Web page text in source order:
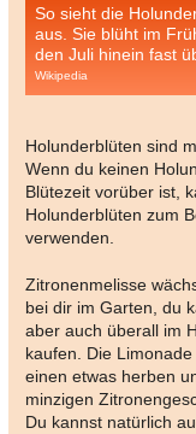
So sieht die
aus. Sie blüht im
den Juli hinein fast
Wikipedia
Holunderblüten sind
Wenn du keinen
Blütezeit vorüber ist,
Holunderblüten zum
verwenden.
Zitronenmelisse
bei dir im Garten, du
aber auch überall im
kaufen. Die
einen etwas herben
minzigen
Du kannst natürlich